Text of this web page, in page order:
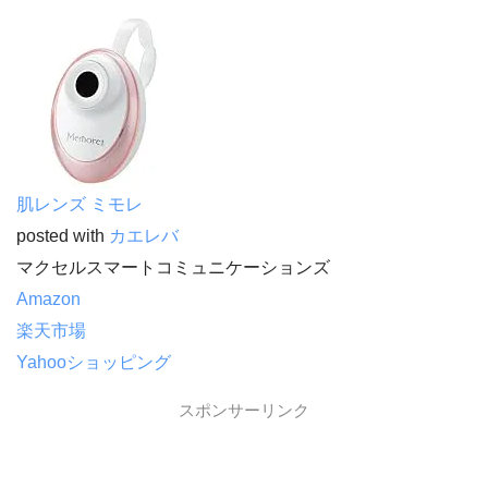
肌レンズ ミモレ
posted with カエレバ
マクセルスマートコミュニケーションズ
Amazon
楽天市場
Yahooショッピング
スポンサーリンク